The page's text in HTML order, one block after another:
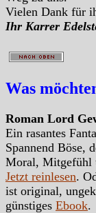
Vielen Dank für
Ihr Karrer
Was
Roman Lord
Ein rasantes
Spannend Böse,
Moral, Mitgefühl
Jetzt reinlesen.
ist original,
günstiges Ebook.